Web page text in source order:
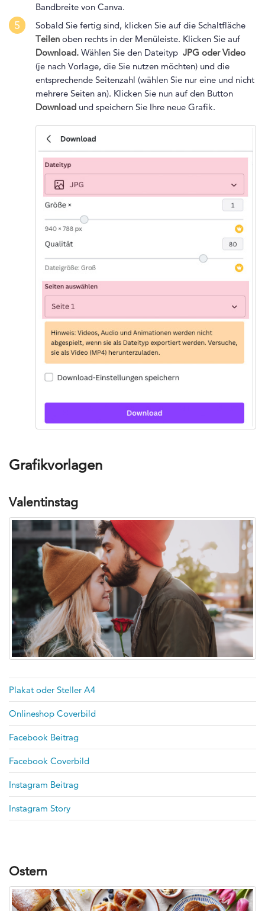
Bandbreite von Canva.
5
Sobald Sie fertig sind, klicken Sie auf die Schaltfläche
Teilen oben rechts in der Menüleiste. Klicken Sie auf
Download. Wählen Sie den Dateityp JPG oder Video
(je nach Vorlage, die Sie nutzen möchten) und die
entsprechende Seitenzahl (wählen Sie nur eine und nicht
mehrere Seiten an). Klicken Sie nun auf den Button
Download und speichern Sie Ihre neue Grafik.
Grafikvorlagen
Valentinstag
Plakat oder Steller A4
Onlineshop Coverbild
Facebook Beitrag
Facebook Coverbild
Instagram Beitrag
Instagram Story
Ostern